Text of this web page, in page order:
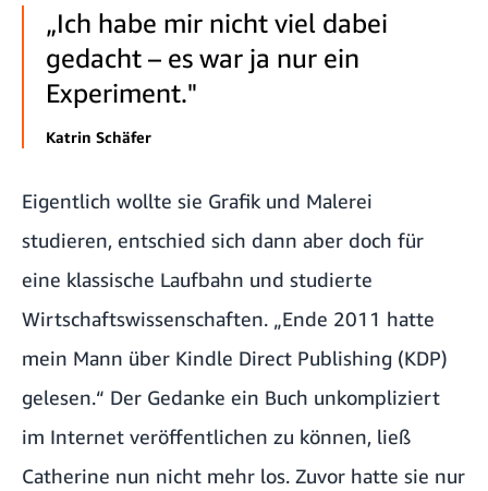
„Ich habe mir nicht viel dabei
gedacht – es war ja nur ein
Experiment."
Katrin Schäfer
Eigentlich wollte sie Grafik und Malerei
studieren, entschied sich dann aber doch für
eine klassische Laufbahn und studierte
Wirtschaftswissenschaften. „Ende 2011 hatte
mein Mann über Kindle Direct Publishing (KDP)
gelesen.“ Der Gedanke ein Buch unkompliziert
im Internet veröffentlichen zu können, ließ
Catherine nun nicht mehr los. Zuvor hatte sie nur